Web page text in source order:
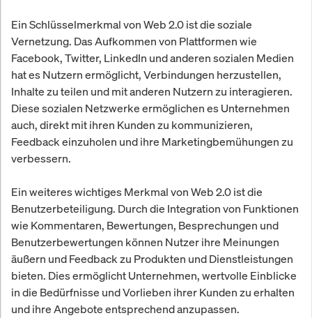
Ein Schlüsselmerkmal von Web 2.0 ist die soziale
Vernetzung. Das Aufkommen von Plattformen wie
Facebook, Twitter, LinkedIn und anderen sozialen Medien
hat es Nutzern ermöglicht, Verbindungen herzustellen,
Inhalte zu teilen und mit anderen Nutzern zu interagieren.
Diese sozialen Netzwerke ermöglichen es Unternehmen
auch, direkt mit ihren Kunden zu kommunizieren,
Feedback einzuholen und ihre Marketingbemühungen zu
verbessern.
Ein weiteres wichtiges Merkmal von Web 2.0 ist die
Benutzerbeteiligung. Durch die Integration von Funktionen
wie Kommentaren, Bewertungen, Besprechungen und
Benutzerbewertungen können Nutzer ihre Meinungen
äußern und Feedback zu Produkten und Dienstleistungen
bieten. Dies ermöglicht Unternehmen, wertvolle Einblicke
in die Bedürfnisse und Vorlieben ihrer Kunden zu erhalten
und ihre Angebote entsprechend anzupassen.